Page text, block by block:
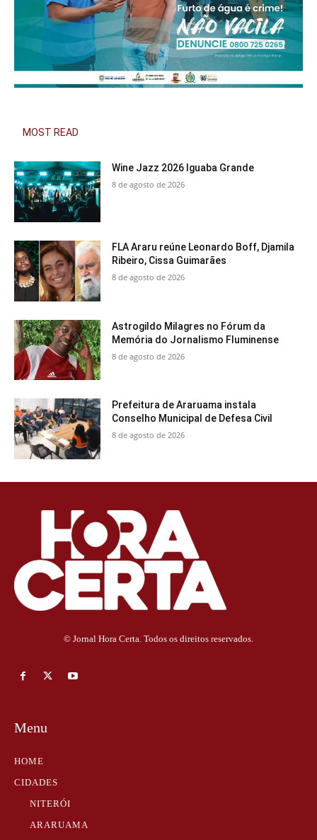
MOST READ
Wine Jazz 2026 Iguaba Grande
8 de agosto de 2026
FLA Araru reúne Leonardo Boff, Djamila
Ribeiro, Cissa Guimarães
8 de agosto de 2026
Astrogildo Milagres no Fórum da
Memória do Jornalismo Fluminense
8 de agosto de 2026
Prefeitura de Araruama instala
Conselho Municipal de Defesa Civil
8 de agosto de 2026
© Jornal Hora Certa. Todos os direitos reservados.
Menu
HOME
CIDADES
NITERÓI
ARARUAMA